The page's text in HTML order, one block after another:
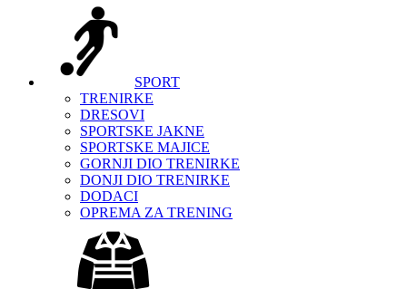
SPORT
TRENIRKE
DRESOVI
SPORTSKE JAKNE
SPORTSKE MAJICE
GORNJI DIO TRENIRKE
DONJI DIO TRENIRKE
DODACI
OPREMA ZA TRENING